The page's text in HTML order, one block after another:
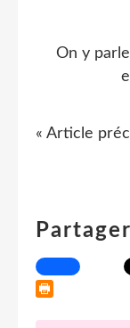
On y
« Article